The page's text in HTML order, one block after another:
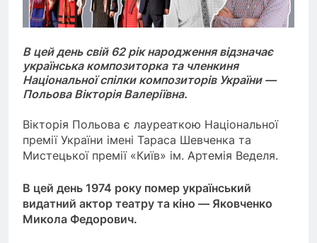
В цей день свій 62 рік народження відзначає
українська композиторка та членкиня
Національної спілки композиторів України —
Польова Вікторія Валеріївна.
Вікторія Польова є лауреаткою Національної
премії України імені Тараса Шевченка та
Мистецької премії «Київ» ім. Артемія Веделя.
В цей день 1974 року помер український
видатний актор театру та кіно — Яковченко
Микола Федорович.